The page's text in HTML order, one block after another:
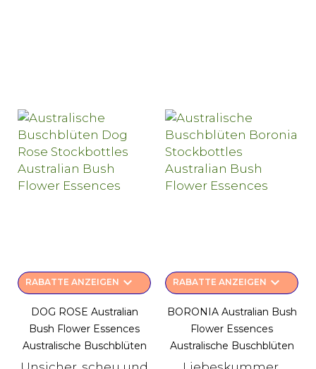
RABATTE ANZEIGEN keyboard_arrow_down
DOG ROSE Australian
Bush Flower Essences
Australische Buschblüten
RABATTE ANZEIGEN keyboard_arrow_down
BORONIA Australian Bush
Flower Essences
Australische Buschblüten